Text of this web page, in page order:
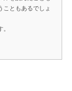
こともあるでしょ